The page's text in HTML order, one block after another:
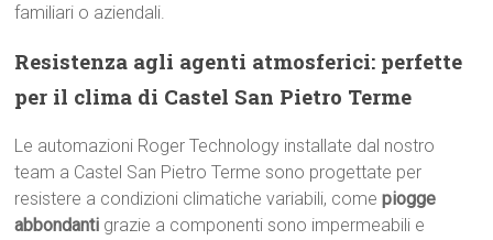
familiari o aziendali.
Resistenza agli agenti atmosferici: perfette
per il clima di Castel San Pietro Terme
Le automazioni Roger Technology installate dal nostro
team a Castel San Pietro Terme sono progettate per
resistere a condizioni climatiche variabili, comepiogge
abbondanti grazie a componenti sono impermeabili e